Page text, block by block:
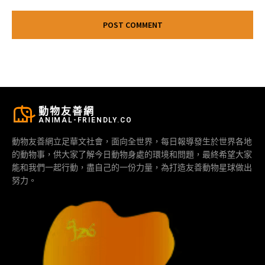
動物友善網
ANIMAL-FRIENDLY.CO
動物友善網立足華文社會，面向全世界，每日報導發生於世界各地
的動物事，供大家了解今日動物身處的環境和問題，最終希望大家
能和我們一起行動，盡自己的一份力量，為打造友善動物星球做出
努力。